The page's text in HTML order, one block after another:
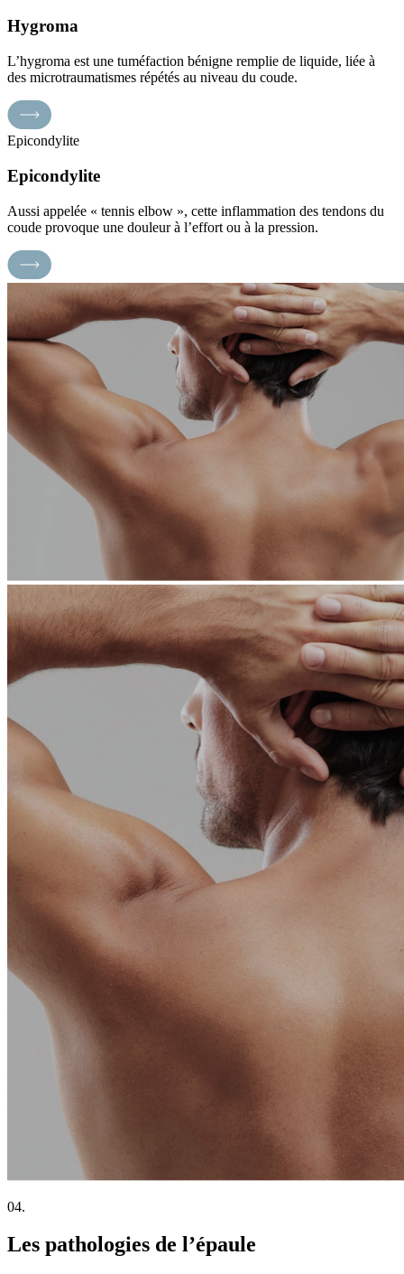
Hygroma
L’hygroma est une tuméfaction bénigne remplie de liquide, liée à
des microtraumatismes répétés au niveau du coude.
Epicondylite
Epicondylite
Aussi appelée « tennis elbow », cette inflammation des tendons du
coude provoque une douleur à l’effort ou à la pression.
04.
Les pathologies de l’épaule